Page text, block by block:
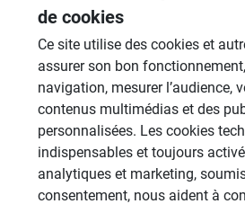
26 Sujets
Systèmes de panneaux à
1206 Sujets
Aménagement Agencement
21 Sujets
Revêtement Finition
19 Sujets
de cookies
Ce site utilise des cookies et
assurer son bon
navigation, mesurer l’audience,
contenus multimédias et des
personnalisées. Les cookies
indispensables et toujours
analytiques et marketing,
consentement, nous aident à